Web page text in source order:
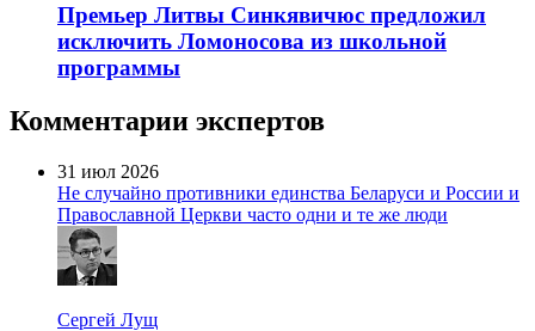
Премьер Литвы Синкявичюс предложил
исключить Ломоносова из школьной
программы
Комментарии экспертов
31 июл 2026
Не случайно противники единства Беларуси и России и
Православной Церкви часто одни и те же люди
Сергей Лущ